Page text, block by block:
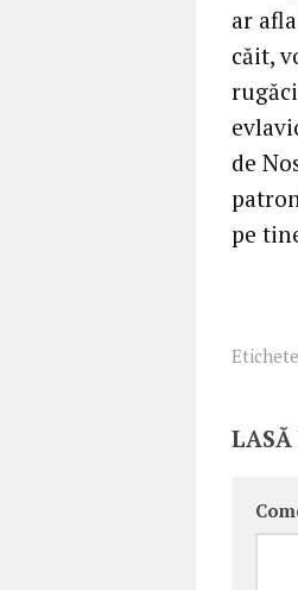
ar
căit,
de
pe
LASĂ